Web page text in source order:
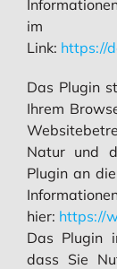
im
Link: https://
Das Plugin
Ihrem
Natur und
Plugin an
hier: https://
Das Plugin
dass Sie